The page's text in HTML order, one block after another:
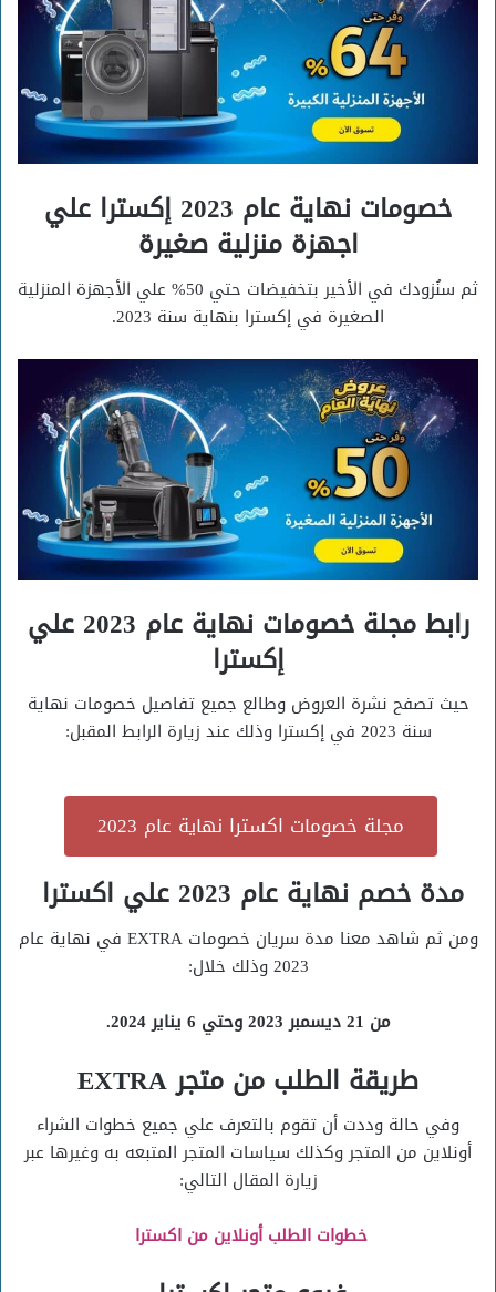
خصومات نهاية عام 2023 إكسترا علي
اجهزة منزلية صغيرة
ثم سنُزودك في الأخير بتخفيضات حتي 50% علي الأجهزة المنزلية
الصغيرة في إكسترا بنهاية سنة 2023.
رابط مجلة خصومات نهاية عام 2023 علي
إكسترا
حيث تصفح نشرة العروض وطالع جميع تفاصيل خصومات نهاية
سنة 2023 في إكسترا وذلك عند زيارة الرابط المقبل:
مجلة خصومات اكسترا نهاية عام 2023
مدة خصم نهاية عام 2023 علي اكسترا
ومن ثم شاهد معنا مدة سريان خصومات EXTRA في نهاية عام
2023 وذلك خلال:
من 21 ديسمبر 2023 وحتي 6 يناير 2024.
طريقة الطلب من متجر EXTRA
وفي حالة وددت أن تقوم بالتعرف علي جميع خطوات الشراء
أونلاين من المتجر وكذلك سياسات المتجر المتبعه به وغيرها عبر
زيارة المقال التالي:
خطوات الطلب أونلاين من اكسترا